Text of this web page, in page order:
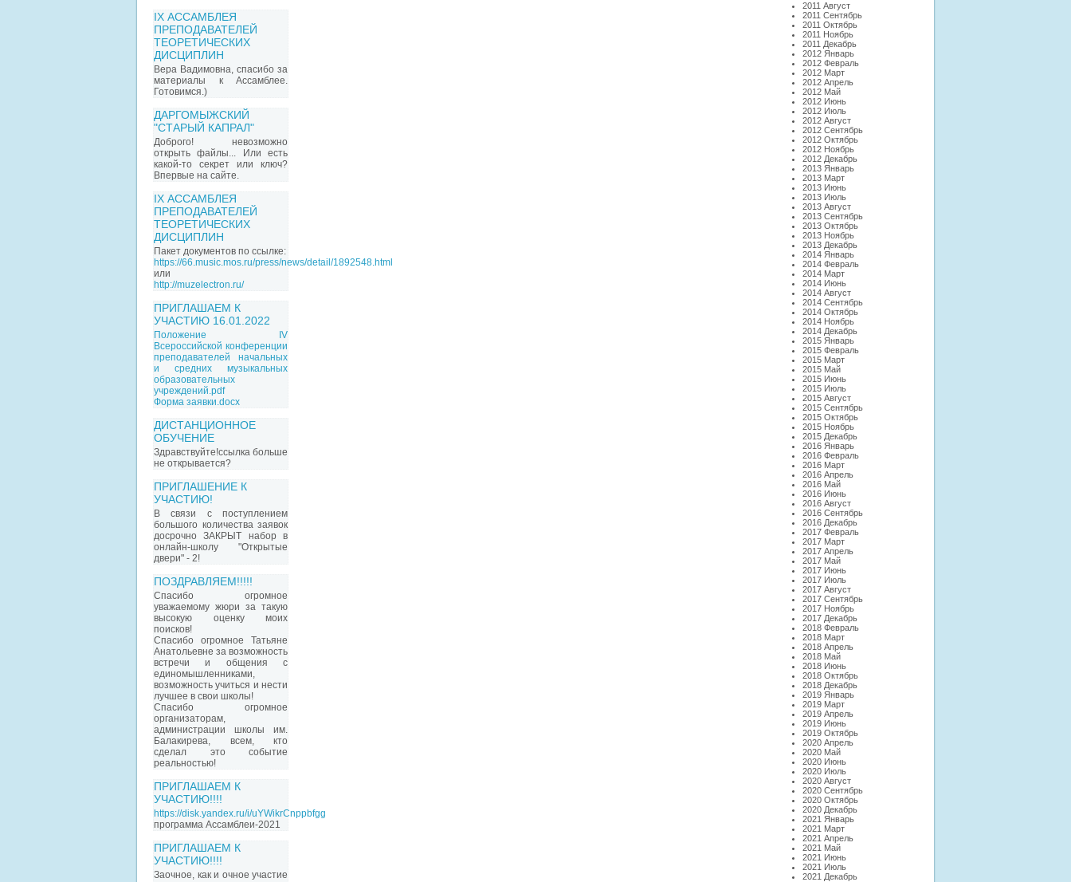
IX АССАМБЛЕЯ
ПРЕПОДАВАТЕЛЕЙ
ТЕОРЕТИЧЕСКИХ
ДИСЦИПЛИН
Вера Вадимовна, спасибо за
материалы к Ассамблее.
Готовимся.)
ДАРГОМЫЖСКИЙ
"СТАРЫЙ КАПРАЛ"
Доброго! невозможно
открыть файлы... Или есть
какой-то секрет или ключ?
Впервые на сайте.
IX АССАМБЛЕЯ
ПРЕПОДАВАТЕЛЕЙ
ТЕОРЕТИЧЕСКИХ
ДИСЦИПЛИН
Пакет документов по ссылке:
https://66.music.mos.ru/press/news/detail/1892548.html
или
http://muzelectron.ru/
ПРИГЛАШАЕМ К
УЧАСТИЮ 16.01.2022
Положение IV
Всероссийской конференции
преподавателей начальных
и средних музыкальных
образовательных
учреждений.pdf
Форма заявки.docx
ДИСТАНЦИОННОЕ
ОБУЧЕНИЕ
Здравствуйте!ссылка больше
не открывается?
ПРИГЛАШЕНИЕ К
УЧАСТИЮ!
В связи с поступлением
большого количества заявок
досрочно ЗАКРЫТ набор в
онлайн-школу "Открытые
двери" - 2!
ПОЗДРАВЛЯЕМ!!!!!
Спасибо огромное
уважаемому жюри за такую
высокую оценку моих
поисков!
Спасибо огромное Татьяне
Анатольевне за возможность
встречи и общения с
единомышленниками,
возможность учиться и нести
лучшее в свои школы!
Спасибо огромное
организаторам,
администрации школы им.
Балакирева, всем, кто
сделал это событие
реальностью!
ПРИГЛАШАЕМ К
УЧАСТИЮ!!!!
https://disk.yandex.ru/i/uYWikrCnppbfgg
программа Ассамблеи-2021
ПРИГЛАШАЕМ К
УЧАСТИЮ!!!!
Заочное, как и очное участие
2011 Август
2011 Сентябрь
2011 Октябрь
2011 Ноябрь
2011 Декабрь
2012 Январь
2012 Февраль
2012 Март
2012 Апрель
2012 Май
2012 Июнь
2012 Июль
2012 Август
2012 Сентябрь
2012 Октябрь
2012 Ноябрь
2012 Декабрь
2013 Январь
2013 Март
2013 Июнь
2013 Июль
2013 Август
2013 Сентябрь
2013 Октябрь
2013 Ноябрь
2013 Декабрь
2014 Январь
2014 Февраль
2014 Март
2014 Июнь
2014 Август
2014 Сентябрь
2014 Октябрь
2014 Ноябрь
2014 Декабрь
2015 Январь
2015 Февраль
2015 Март
2015 Май
2015 Июнь
2015 Июль
2015 Август
2015 Сентябрь
2015 Октябрь
2015 Ноябрь
2015 Декабрь
2016 Январь
2016 Февраль
2016 Март
2016 Апрель
2016 Май
2016 Июнь
2016 Август
2016 Сентябрь
2016 Декабрь
2017 Февраль
2017 Март
2017 Апрель
2017 Май
2017 Июнь
2017 Июль
2017 Август
2017 Сентябрь
2017 Ноябрь
2017 Декабрь
2018 Февраль
2018 Март
2018 Апрель
2018 Май
2018 Июнь
2018 Октябрь
2018 Декабрь
2019 Январь
2019 Март
2019 Апрель
2019 Июнь
2019 Октябрь
2020 Апрель
2020 Май
2020 Июнь
2020 Июль
2020 Август
2020 Сентябрь
2020 Октябрь
2020 Декабрь
2021 Январь
2021 Март
2021 Апрель
2021 Май
2021 Июнь
2021 Июль
2021 Декабрь